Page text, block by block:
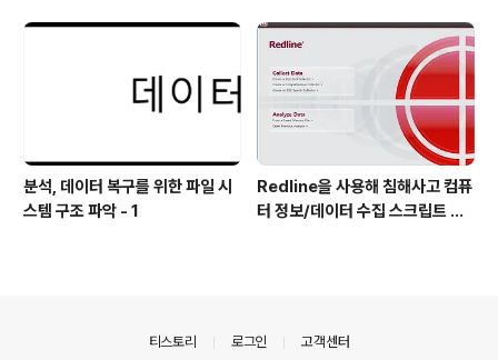
분석, 데이터 복구를 위한 파일 시
스템 구조 파악 - 1
Redline을 사용해 침해사고 컴퓨
터 정보/데이터 수집 스크립트 작
티스토리 로그인 고객센터